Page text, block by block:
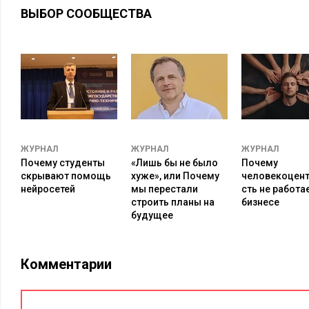
процессов.
Таблица 1. Различия между реинжинирингом и
Наименование
Оптимизация
Уровень изменений Наращиваемый
Начальная точка
Существующий процесс
Непрерывно /
Требуемое время
ВЫБОР СООБЩЕСТВА
ЖУРНАЛ
Почему студенты
скрывают помощь
нейросетей
ЖУРНАЛ
«Лишь бы не было
хуже», или Почему
мы перестали
строить планы на
будущее
ЖУРНАЛ
Почему
сть не
бизнесе
Комментарии